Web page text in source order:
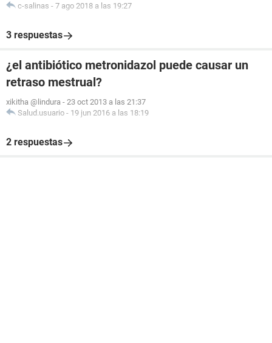
c-salinas - 7 ago 2018 a las 19:27
3 respuestas
¿el antibiótico metronidazol puede causar un
retraso mestrual?
xikitha @lindura - 23 oct 2013 a las 21:37
Salud.usuario - 19 jun 2016 a las 18:19
2 respuestas